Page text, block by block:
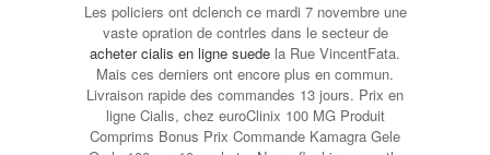
Les policiers ont dclench ce mardi 7 novembre une
vaste opration de contrles dans le secteur de
acheter cialis en ligne suede la Rue VincentFata.
Mais ces derniers ont encore plus en commun.
Livraison rapide des commandes 13 jours. Prix en
ligne Cialis, chez euroClinix 100 MG Produit
Comprims Bonus Prix Commande Kamagra Gele